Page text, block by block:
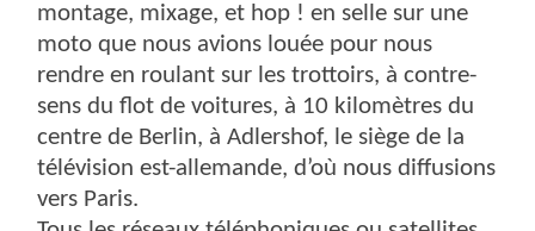
montage, mixage, et hop ! en selle sur une
moto que nous avions louée pour nous
rendre en roulant sur les trottoirs, à contre-
sens du flot de voitures, à 10 kilomètres du
centre de Berlin, à Adlershof, le siège de la
télévision est-allemande, d’où nous diffusions
vers Paris.